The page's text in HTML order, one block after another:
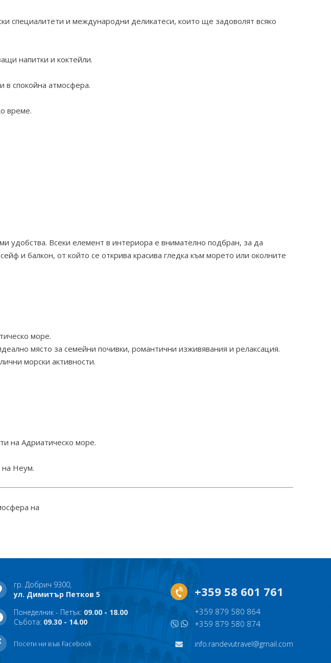
специалитети и международни деликатеси, които ще задоволят всяко
напитки и коктейли.
в спокойна атмосфера.
време.
удобства. Всеки елемент в интериора е внимателно подбран, за да
и балкон, от който се открива красива гледка към морето или околните
море.
място за семейни почивки, романтични изживявания и релаксация.
морски активности.
на Адриатическо море.
на Неум.
на
гр. Добрич 9300,
ул. Димитър Петков 5
Понеделник - Петък: 09.00 - 18.00
Събота: 09.30 - 14.00
Посети ни във Facebook
+359 58 601 761
+359 879 580 864
+359 879 580 874
info.randevutravel@gmail.com